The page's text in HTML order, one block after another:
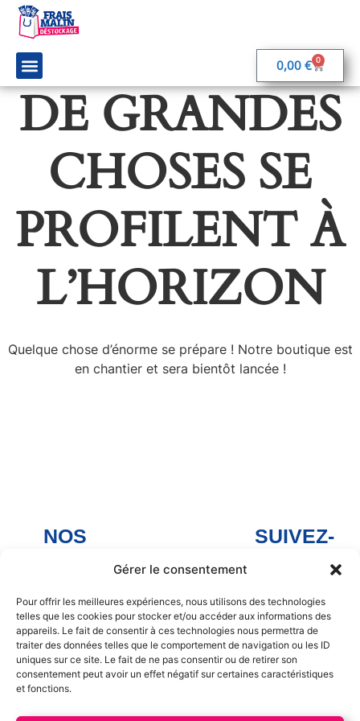
Gérer le consentement
Pour offrir les meilleures expériences, nous utilisons des technologies
telles que les cookies pour stocker et/ou accéder aux informations des
appareils. Le fait de consentir à ces technologies nous permettra de
traiter des données telles que le comportement de navigation ou les ID
uniques sur ce site. Le fait de ne pas consentir ou de retirer son
consentement peut avoir un effet négatif sur certaines caractéristiques
et fonctions.
0,00 € 0
DE GRANDES
CHOSES SE
PROFILENT À
L’HORIZON
Quelque chose d’énorme se prépare ! Notre boutique est
en chantier et sera bientôt lancée !
NOS
Noyen-sur-
Sarthe
Savigné-
l'Évêque
La Chapelle
Saint Aubin
SUIVEZ-
Arnage
Facebook
Noyen sur
Sarthe